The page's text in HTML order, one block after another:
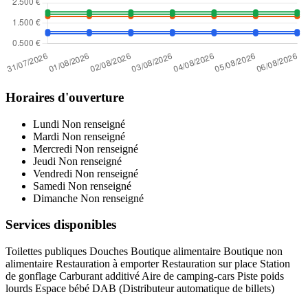
Horaires d'ouverture
Lundi Non renseigné
Mardi Non renseigné
Mercredi Non renseigné
Jeudi Non renseigné
Vendredi Non renseigné
Samedi Non renseigné
Dimanche Non renseigné
Services disponibles
Toilettes publiques Douches Boutique alimentaire Boutique non
alimentaire Restauration à emporterRestauration sur place Station
de gonflage Carburant additivé Aire de camping-cars Piste poids
lourds Espace bébé DAB (Distributeur automatique de billets)